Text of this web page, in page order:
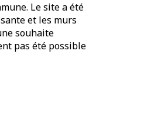
Le site a été
et les murs
souhaite
pas été possible